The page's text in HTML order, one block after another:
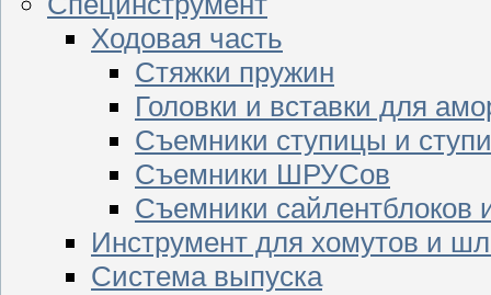
Ходовая часть
Стяжки пружин
Головки и вставки для
Съемники ступицы и
Съемники ШРУСов
Съемники сайлентблоков
Инструмент для хомутов и
Система выпуска